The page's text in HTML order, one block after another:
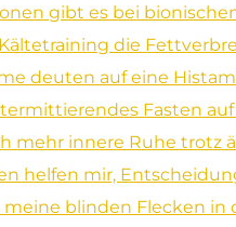
gibt es bei
die
deuten auf eine
Fasten auf
mehr innere Ruhe trotz
helfen mir,
blinden Flecken in